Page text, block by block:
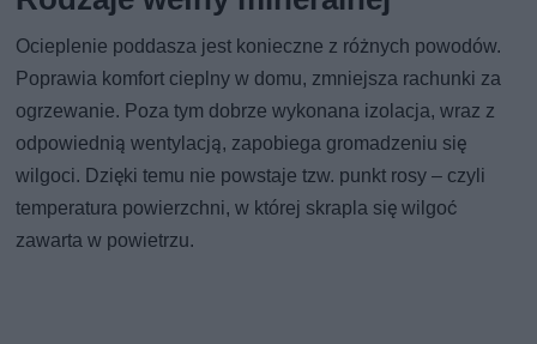
Ocieplenie poddasza jest konieczne z różnych powodów.
Poprawia komfort cieplny w domu, zmniejsza rachunki za
ogrzewanie. Poza tym dobrze wykonana izolacja, wraz z
odpowiednią wentylacją, zapobiega gromadzeniu się
wilgoci. Dzięki temu nie powstaje tzw. punkt rosy – czyli
temperatura powierzchni, w której skrapla się wilgoć
zawarta w powietrzu.